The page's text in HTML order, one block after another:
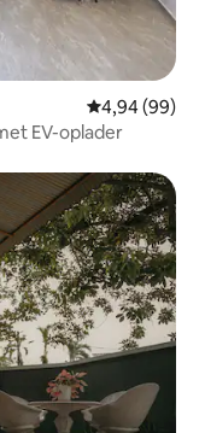
Gemiddelde
4,94 (99)
EV-oplader